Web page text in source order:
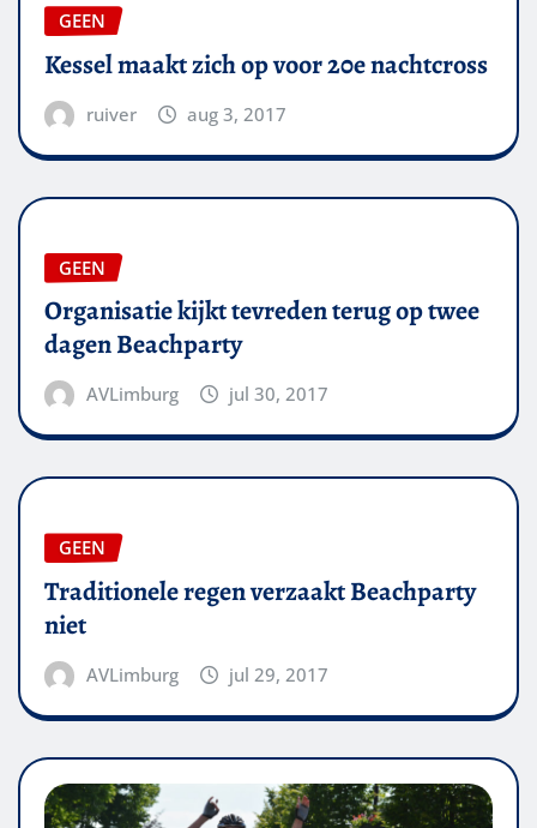
GEEN
Kessel maakt zich op voor 20e nachtcross
ruiver aug 3, 2017
GEEN
Organisatie kijkt tevreden terug op twee
dagen Beachparty
AVLimburg jul 30, 2017
GEEN
Traditionele regen verzaakt Beachparty
niet
AVLimburg jul 29, 2017